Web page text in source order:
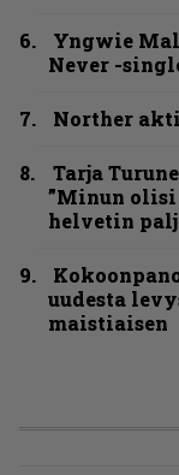
Yngwie
Never -
Norther
Tarja
”Minun
helvetin
uudesta
maistiaisen